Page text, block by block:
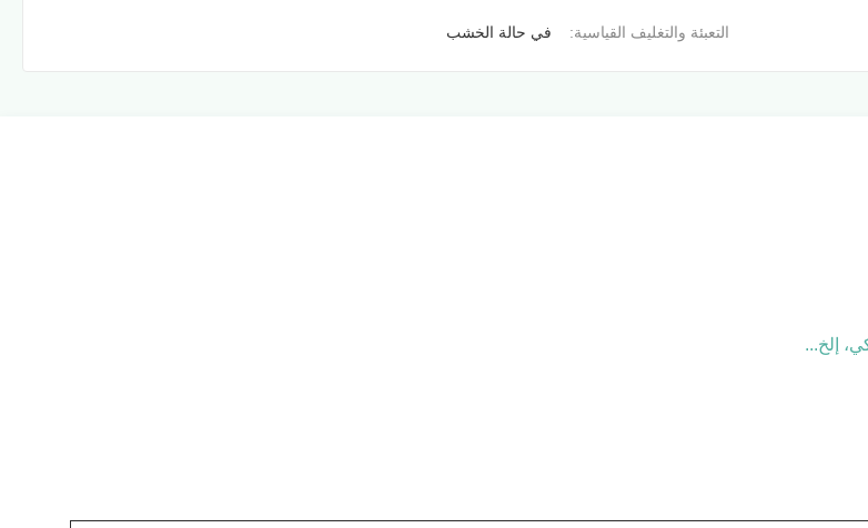
التعبئة والتغليف القياسية: في حالة الخشب
إلخ...